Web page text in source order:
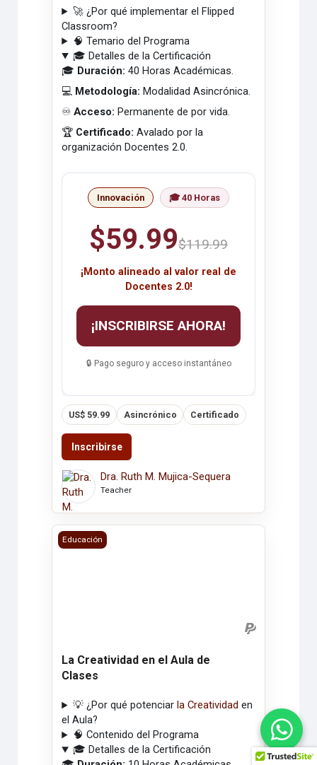
🚀 ¿Por qué implementar el Flipped
Classroom?
🧠 Temario del Programa
🎓 Detalles de la Certificación
🎓 Duración: 40 Horas Académicas.
💻 Metodología: Modalidad Asincrónica.
♾️Acceso: Permanente de por vida.
🏆 Certificado: Avalado por la
organización Docentes 2.0.
Innovación 🎓 40 Horas
$59.99$119.99
¡Monto alineado al valor real de
Docentes 2.0!
¡INSCRIBIRSE AHORA!
🔒 Pago seguro y acceso instantáneo
US$ 59.99 Asincrónico Certificado
Inscribirse
Dra. Ruth M. Mujica-Sequera
Teacher
La Creatividad en el Aula de Clases
Educación
La Creatividad en el Aula de
Clases
💡 ¿Por qué potenciar la Creatividad en
el Aula?
🧠 Contenido del Programa
🎓 Detalles de la Certificación